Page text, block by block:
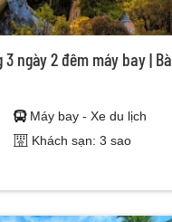
ngày 2 đêm máy bay | Bà
Máy bay - Xe du lịch
Khách sạn: 3 sao